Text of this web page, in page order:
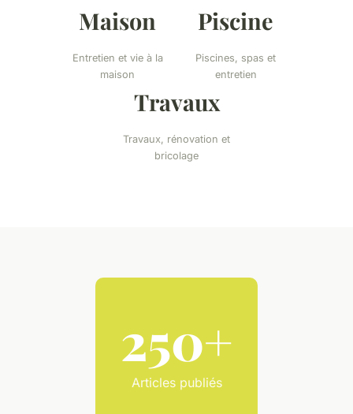
Maison
Entretien et vie à la
maison
Piscine
Piscines, spas et
entretien
Travaux
Travaux, rénovation et
bricolage
250+
Articles publiés